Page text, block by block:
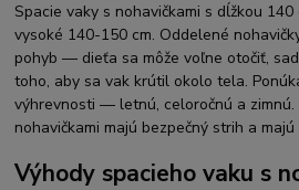
Spacie vaky s nohavičkami s dĺžkou
vysoké 140-150 cm. Oddelené
pohyb — dieťa sa môže voľne otočiť,
toho, aby sa vak krútil okolo tela.
výhrevnosti — letnú, celoročnú a zimnú.
nohavičkami majú bezpečný strih a
Výhody spacieho vaku s